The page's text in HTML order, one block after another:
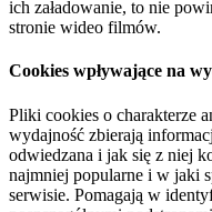
ich załadowanie, to nie
stronie wideo filmów.
Cookies wpływające na
Pliki cookies o charakterze
wydajność zbierają
odwiedzana i jak się z niej
najmniej popularne i w jaki
serwisie. Pomagają w